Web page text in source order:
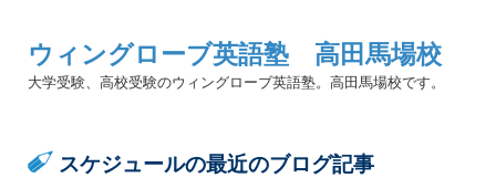
ウィングローブ英語塾 高田馬場校
大学受験、高校受験のウィングローブ英語塾。高田馬場校です。
スケジュールの最近のブログ記事